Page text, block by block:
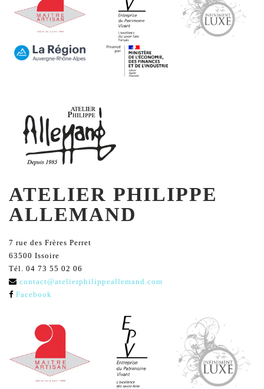
ATELIER PHILIPPE
ALLEMAND
7 rue des Frères Perret
63500 Issoire
Tél. 04 73 55 02 06
contact@atelierphilippeallemand.com
Facebook